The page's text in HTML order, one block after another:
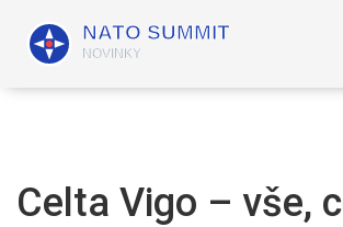
Celta Vigo – vše,